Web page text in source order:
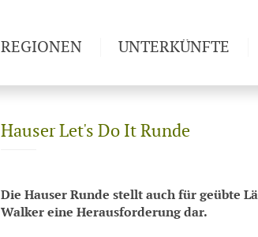
Hauser Let's Do It Runde
Die Hauser Runde stellt auch für geübte
Walker eine Herausforderung dar.
REGIONEN UNTERKÜNFTE